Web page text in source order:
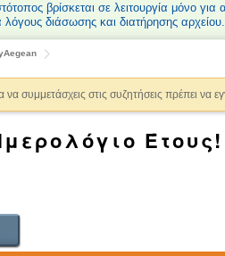
βρίσκεται σε λειτουργία μόνο
λόγους διάσωσης και διατήρησης αρχείου.
συμμετάσχεις στις συζητήσεις πρέπει να